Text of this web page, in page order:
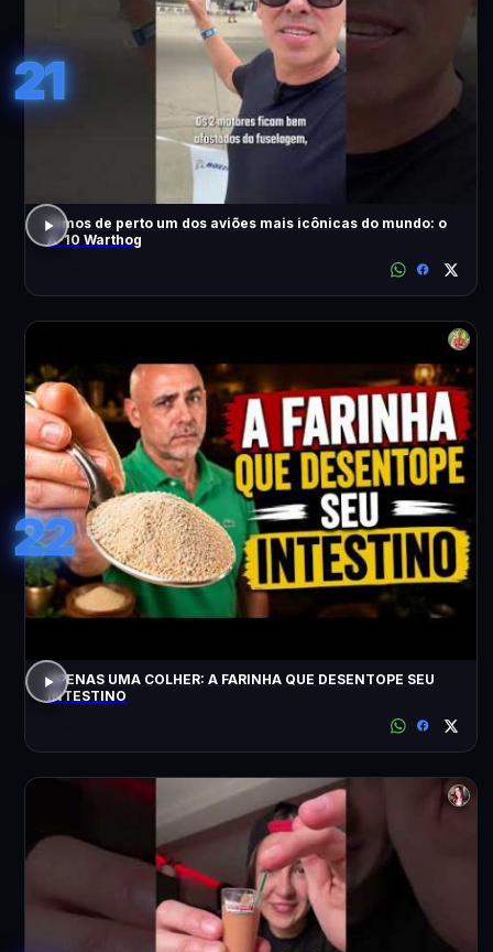
21
Vimos de perto um dos aviões mais icônicas do mundo: o
A-10 Warthog
22
APENAS UMA COLHER: A FARINHA QUE DESENTOPE SEU
INTESTINO